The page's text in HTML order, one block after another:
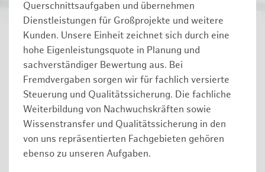
Querschnittsaufgaben und übernehmen
Dienstleistungen für Großprojekte und weitere
Kunden. Unsere Einheit zeichnet sich durch eine
hohe Eigenleistungsquote in Planung und
sachverständiger Bewertung aus. Bei
Fremdvergaben sorgen wir für fachlich versierte
Steuerung und Qualitätssicherung. Die fachliche
Weiterbildung von Nachwuchskräften sowie
Wissenstransfer und Qualitätssicherung in den
von uns repräsentierten Fachgebieten gehören
ebenso zu unseren Aufgaben.